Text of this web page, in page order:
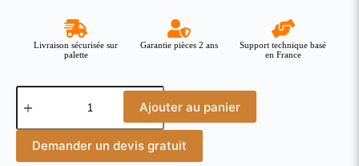
Livraison sécurisée sur
palette
Garantie pièces 2 ans
Support technique basé
en France
Ajouter au panier
Demander un devis gratuit